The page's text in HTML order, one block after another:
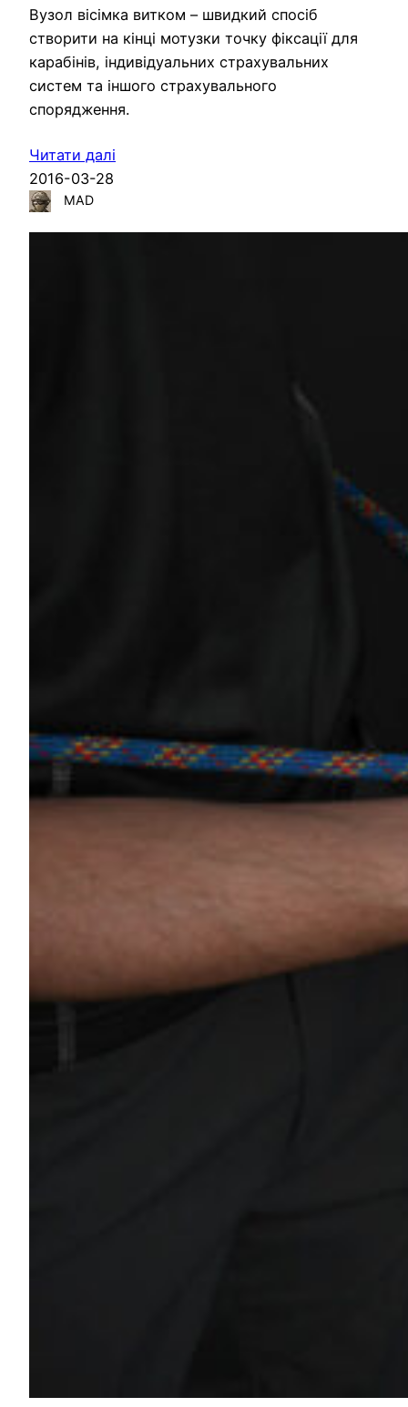
Вузол вісімка витком – швидкий спосіб
створити на кінці мотузки точку фіксації для
карабінів, індивідуальних страхувальних
систем та іншого страхувального
спорядження.
Читати далі
2016-03-28
MAD